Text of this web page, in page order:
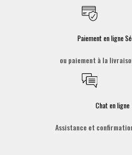
Paiement en ligne
ou paiement à la
Chat en ligne
Assistance et